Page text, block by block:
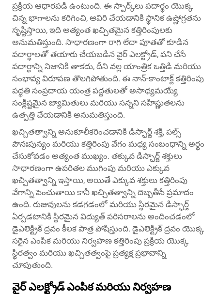
ప్రక్రియ ఆధారపడి ఉంటుంది. ఈ స్పార్క్‌లు పదార్థం యొక్క
చిన్న భాగాలను కరిగించి, ఆవిరి చేయడానికి స్థానిక ఉష్ణోగ్రతను
సృష్టిస్తాయి, ఇది అత్యంత ఖచ్చితమైన కత్తిరింపులకు
అనుమతిస్తుంది. సాధారణంగా రాగి లేదా పూతతో కూడిన
పదార్థాలతో తయారు చేయబడిన వైర్ ఎలక్ట్రోడ్, పని చేసే
పదార్థాన్ని నిజానికి తాకదు, దీని వల్ల యాంత్రిక ఒత్తిడి మరియు
సంభావ్య విరూపణ తొలగిపోతుంది. ఈ నాన్-కాంటాక్ట్ కత్తిరింపు
పద్ధతి సంప్రదాయ యంత్ర పద్ధతులతో అసాధ్యమయ్యే
సంక్లిష్టమైన జ్యామితులు మరియు సన్నని సహిష్ణుతలను
ఉత్పత్తి చేయడానికి అనుమతిస్తుంది.
ఖచ్చితత్వాన్ని అనుకూలీకరించడానికి డిస్ఛార్జ్ శక్తి, పల్స్
పౌనఃపున్యం మరియు కత్తిరింపు వేగం మధ్య సంబంధాన్ని అర్థం
చేసుకోవడం అత్యంత ముఖ్యం. తక్కువ డిస్ఛార్జ్ శక్తులు
సాధారణంగా ఉపరితల ముగింపు మరియు ఎక్కువ
ఖచ్చితత్వాన్ని ఇస్తాయి, అయితే ఎక్కువ శక్తులు కత్తిరింపు
వేగాన్ని పెంచుతాయి కానీ ఖచ్చితత్వాన్ని దెబ్బతీసే ప్రమాదం
ఉంది. రుజువులను కడగడంలో మరియు స్థిరమైన డిస్ఛార్జ్
ఏర్పడటానికి స్థిరమైన విద్యుత్ పరిసరాలను అందించడంలో
డైఎలెక్ట్రిక్ ద్రవం కీలక పాత్ర పోషిస్తుంది. డైఎలెక్ట్రిక్ ద్రవం యొక్క
సరైన ఎంపిక మరియు నిర్వహణ కత్తిరింపు ప్రక్రియ యొక్క
స్థిరత్వం మరియు ఖచ్చితత్వంపై ప్రత్యక్ష ప్రభావాన్ని
చూపుతుంది.
వైర్ ఎలక్ట్రోడ్ ఎంపిక మరియు నిర్వహణ